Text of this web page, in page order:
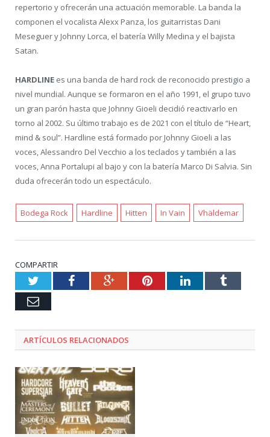
repertorio y ofrecerán una actuación memorable. La banda la
componen el vocalista Alexx Panza, los guitarristas Dani
Meseguer y Johnny Lorca, el batería Willy Medina y el bajista
Satan.
HARDLINE es una banda de hard rock de reconocido prestigio a
nivel mundial. Aunque se formaron en el año 1991, el grupo tuvo
un gran parón hasta que Johnny Gioeli decidió reactivarlo en
torno al 2002. Su último trabajo es de 2021 con el título de “Heart,
mind & soul”. Hardline está formado por Johnny Gioeli a las
voces, Alessandro Del Vecchio a los teclados y también a las
voces, Anna Portalupi al bajo y con la batería Marco Di Salvia. Sin
duda ofrecerán todo un espectáculo.
Bodega Rock Hardline Hitten In Vain Vhäldemar
COMPARTIR
TwitterFacebookGoogle+PinterestLinkedInTumblr
Email
ARTÍCULOS RELACIONADOS